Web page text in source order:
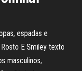
espadas e
E Smiley texto
masculinos,